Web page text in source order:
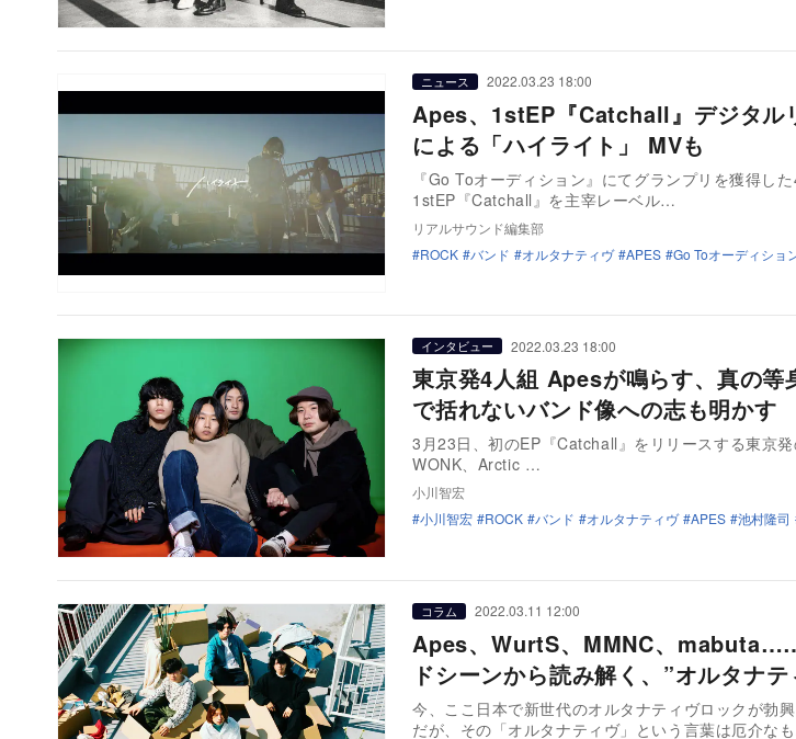
ニュース 2022.03.23 18:00
Apes、1stEP『Catchall』デジタ
による「ハイライト」 MVも
『Go Toオーディション』にてグランプリを獲得し
1stEP『Catchall』を主宰レーベル…
リアルサウンド編集部
ROCK
バンド オルタナティヴ APES Go Toオーディショ
インタビュー 2022.03.23 18:00
東京発4人組 Apesが鳴らす、真の
で括れないバンド像への志も明かす
3月23日、初のEP『Catchall』をリリースする東京
WONK、Arctic …
小川智宏
小川智宏
ROCK バンド オルタナティヴ APES 池村隆司
コラム 2022.03.11 12:00
Apes、WurtS、MMNC、
ドシーンから読み解く、”オルタナ
今、ここ日本で新世代のオルタナティヴロックが勃
だが、その「オルタナティヴ」という言葉は厄介な